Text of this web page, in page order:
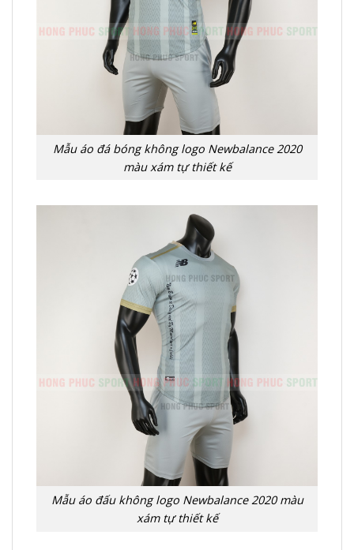
Mẫu áo đá bóng không logo Newbalance 2020
màu xám tự thiết kế
Mẫu áo đấu không logo Newbalance 2020 màu
xám tự thiết kế